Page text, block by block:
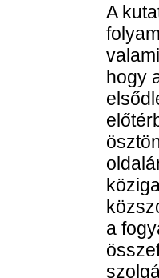
A
hogy
a